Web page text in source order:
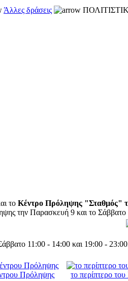
Άλλες δράσεις
το Κέντρο Πρόληψης "Σταθμός"
την Παρασκευή 9 και το
11:00 - 14:00 και 19:00 -
Πρόληψης το περίπτερο